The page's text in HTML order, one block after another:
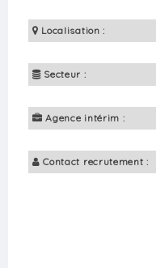
Localisation :
Secteur :
Agence intérim :
Contact recrutement :